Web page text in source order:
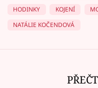
HODINKY
KOJENÍ
NATÁLIE KOČENDOVÁ